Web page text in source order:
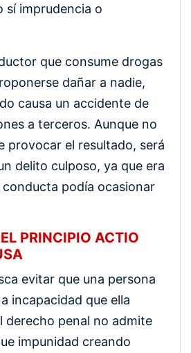
sí imprudencia o
que consume drogas
dañar a nadie,
causa un accidente de
a terceros. Aunque no
provocar el resultado, será
delito culposo, ya que era
conducta podía ocasionar
PRINCIPIO ACTIO
evitar que una persona
incapacidad que ella
derecho penal no admite
impunidad creando